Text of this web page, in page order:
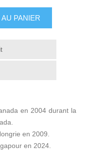
PANIER
en 2004 durant la
en 2009.
en 2024.